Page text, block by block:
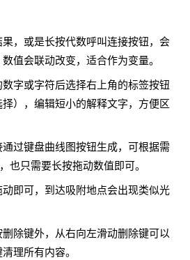
，或是长按代数呼叫连接按钮，会
值会联动改变，适合作为变量。
字或字符后选择右上角的标签按钮
择），编辑短小的解释文字，方便区
过键盘曲线图按钮生成，可根据需
也只需要长按拖动数值即可。
即可，到达吸附地点会出现类似光
除键外，从右向左滑动删除键可以
理所有内容。